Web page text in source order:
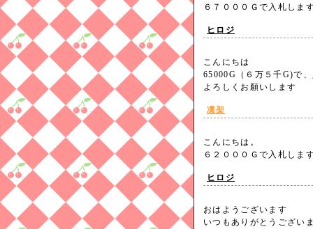
６７０００Ｇで入札し
ヒロジ
こんにちは
65000G（６万５千G)で
よろしくお願いします
凛架
こんにちは。
６２０００Ｇで入札し
ヒロジ
おはようございます
いつもありがとうござい